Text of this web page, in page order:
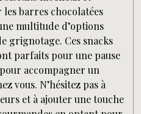
barres chocolatées
multitude d’options
grignotage. Ces snacks
parfaits pour une pause
accompagner un
vous. N’hésitez pas à
et à ajouter une touche